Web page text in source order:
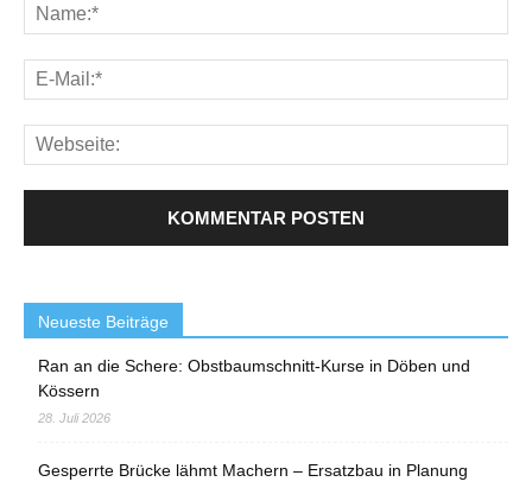
Neueste Beiträge
Ran an die Schere: Obstbaumschnitt-Kurse in Döben und
Kössern
28. Juli 2026
Gesperrte Brücke lähmt Machern – Ersatzbau in Planung